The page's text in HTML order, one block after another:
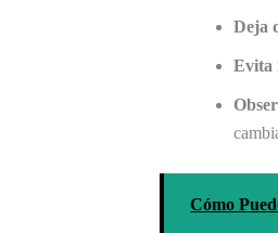
Deja
Evita
Cómo